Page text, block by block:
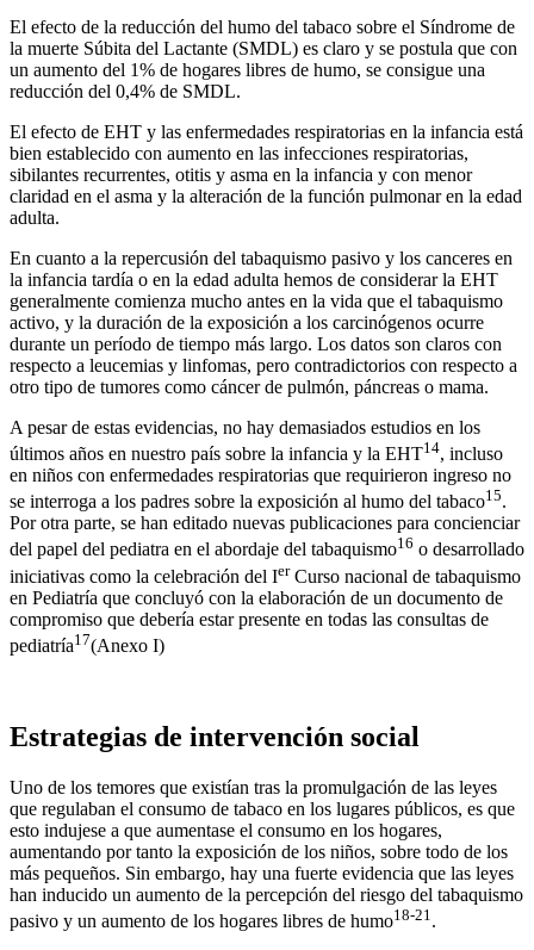
El efecto de la reducción del humo del tabaco sobre el Síndrome de
la muerte Súbita del Lactante (SMDL) es claro y se postula que con
un aumento del 1% de hogares libres de humo, se consigue una
reducción del 0,4% de SMDL.
El efecto de EHT y las enfermedades respiratorias en la infancia está
bien establecido con aumento en las infecciones respiratorias,
sibilantes recurrentes, otitis y asma en la infancia y con menor
claridad en el asma y la alteración de la función pulmonar en la edad
adulta.
En cuanto a la repercusión del tabaquismo pasivo y los canceres en
la infancia tardía o en la edad adulta hemos de considerar la EHT
generalmente comienza mucho antes en la vida que el tabaquismo
activo, y la duración de la exposición a los carcinógenos ocurre
durante un período de tiempo más largo. Los datos son claros con
respecto a leucemias y linfomas, pero contradictorios con respecto a
otro tipo de tumores como cáncer de pulmón, páncreas o mama.
A pesar de estas evidencias, no hay demasiados estudios en los
últimos años en nuestro país sobre la infancia y la EHT14, incluso
en niños con enfermedades respiratorias que requirieron ingreso no
se interroga a los padres sobre la exposición al humo del tabaco15.
Por otra parte, se han editado nuevas publicaciones para concienciar
del papel del pediatra en el abordaje del tabaquismo16 o desarrollado
iniciativas como la celebración del IerCurso nacional de tabaquismo
en Pediatría que concluyó con la elaboración de un documento de
compromiso que debería estar presente en todas las consultas de
pediatría17(Anexo I)
Estrategias de intervención social
Uno de los temores que existían tras la promulgación de las leyes
que regulaban el consumo de tabaco en los lugares públicos, es que
esto indujese a que aumentase el consumo en los hogares,
aumentando por tanto la exposición de los niños, sobre todo de los
más pequeños. Sin embargo, hay una fuerte evidencia que las leyes
han inducido un aumento de la percepción del riesgo del tabaquismo
pasivo y un aumento de los hogares libres de humo18-21.